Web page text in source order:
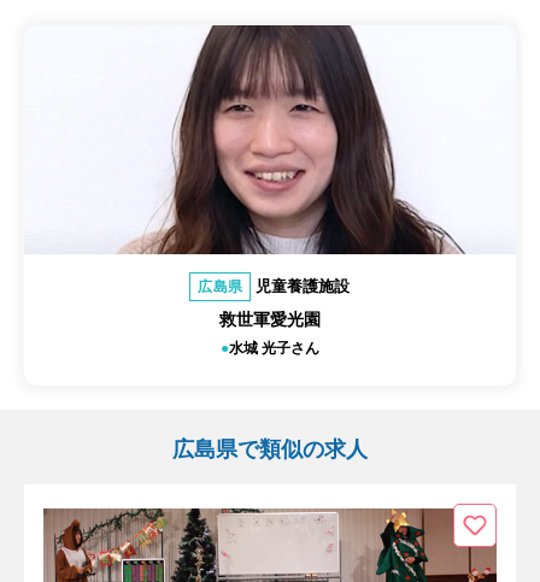
広島県 児童養護施設
救世軍愛光園
水城 光子さん
広島県で類似の求人